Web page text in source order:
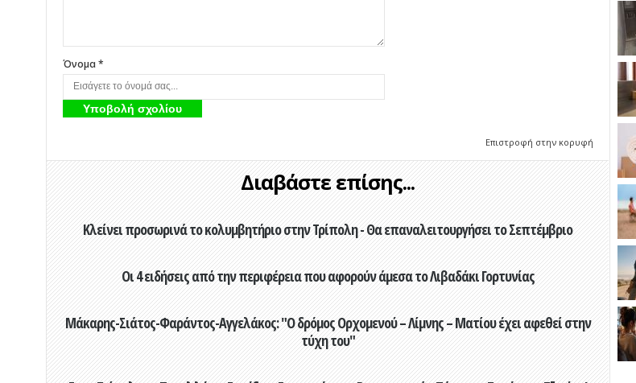
Όνομα *
Επιστροφή στην κορυφή
Διαβάστε επίσης...
Κλείνει προσωρινά το κολυμβητήριο στην Τρίπολη - Θα επαναλειτουργήσει το Σεπτέμβριο
Οι 4 ειδήσεις από την περιφέρεια που αφορούν άμεσα το Λιβαδάκι Γορτυνίας
Μάκαρης-Σιάτος-Φαράντος-Αγγελάκος: "Ο δρόμος Ορχομενού – Λίμνης – Ματίου έχει αφεθεί στην
τύχη του"